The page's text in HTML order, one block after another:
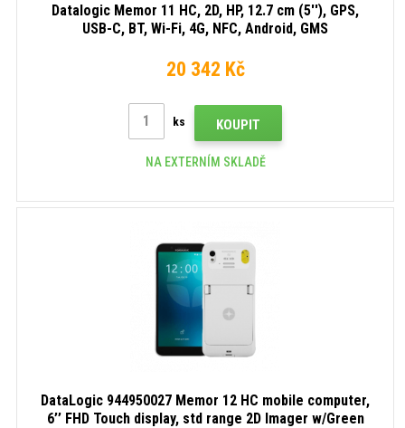
Datalogic Memor 11 HC, 2D, HP, 12.7 cm (5''), GPS,
USB-C, BT, Wi-Fi, 4G, NFC, Android, GMS
20 342 Kč
ks KOUPIT
NA EXTERNÍM SKLADĚ
DataLogic 944950027 Memor 12 HC mobile computer,
6’’ FHD Touch display, std range 2D Imager w/Green